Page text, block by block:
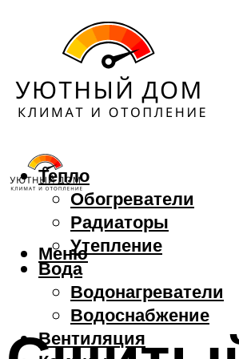
Тепло
Обогреватели
Радиаторы
Утепление
Вода
Водонагреватели
Водоснабжение
Вентиляция
Меню